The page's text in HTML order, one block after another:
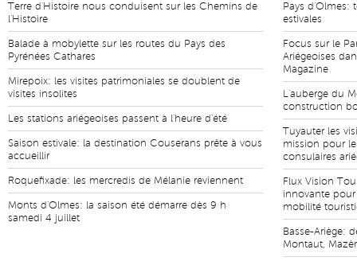
Terre d'Histoire nous conduisent sur les Chemins de
l'Histoire
Balade à mobylette sur les routes du Pays des
Pyrénées Cathares
Mirepoix: les visites patrimoniales se doublent de
visites insolites
Les stations ariégeoises passent à l'heure d'été
Saison estivale: la destination Couserans prête à vous
accueillir
Roquefixade: les mercredis de Mélanie reviennent
Monts d'Olmes: la saison été démarre dès 9 h
samedi 4 juillet
Pays d'Olmes:
estivales
Focus sur le
Ariégeoises
Magazine
L'auberge du
construction
Tuyauter les
mission pour
consulaires
Flux Vision
innovante
mobilité
Basse-Ariège:
Montaut,